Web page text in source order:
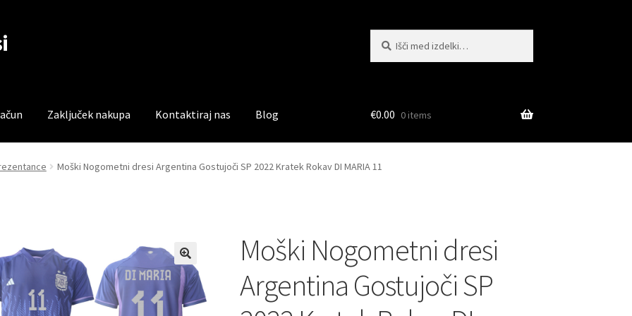
Zaključek nakupa Kontaktiraj nas Blog
Trgovina Zaključek nakupa
€0.00 0 items
Moški Nogometni dresi Argentina Gostujoči SP 2022 Kratek Rokav DI MARIA 11
Moški Nogometni dresi
Argentina Gostujoči SP